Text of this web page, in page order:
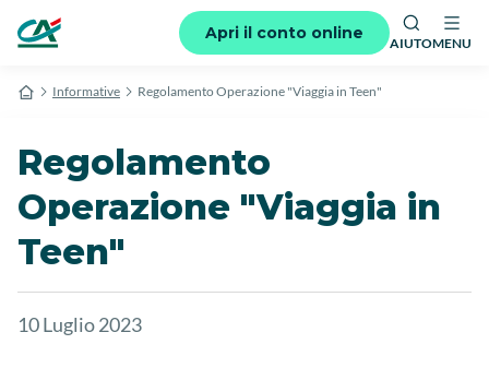
Apri il conto online
AIUTOMENU
Informative Regolamento Operazione "Viaggia in Teen"
Regolamento
Operazione "Viaggia in
Teen"
10 Luglio 2023